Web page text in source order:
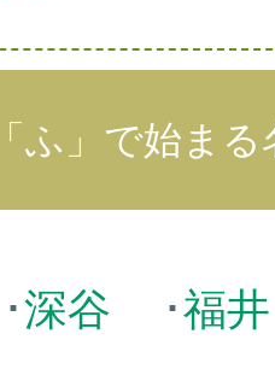
「ふ」で始ま
･深谷 ･福井